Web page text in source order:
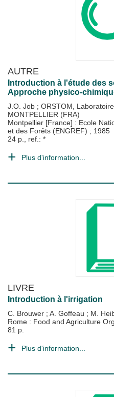
AUTRE
Introduction à l'étude des
Approche physico-
J.O. Job ; ORSTOM,
MONTPELLIER (FRA)
Montpellier [France] : Ecole
et des Forêts (ENGREF) ; 1985
24 p., ref.: *
Plus d'information...
LIVRE
Introduction à l'irrigation
C. Brouwer ; A. Goffeau ; M.
Rome : Food and Agriculture
81 p.
Plus d'information...